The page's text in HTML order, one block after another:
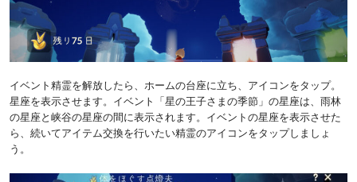
イベント精霊を解放したら、ホームの台座に立ち、アイコンをタップ。
星座を表示させます。イベント「星の王子さまの季節」の星座は、雨林
の星座と峡谷の星座の間に表示されます。イベントの星座を表示させた
ら、続いてアイテム交換を行いたい精霊のアイコンをタップしましょ
う。